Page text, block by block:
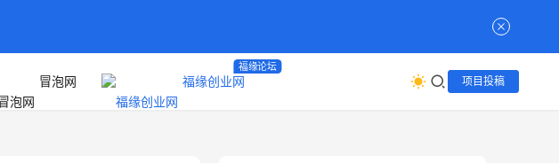
冒泡网 福缘创业网
福缘论坛
项目投稿